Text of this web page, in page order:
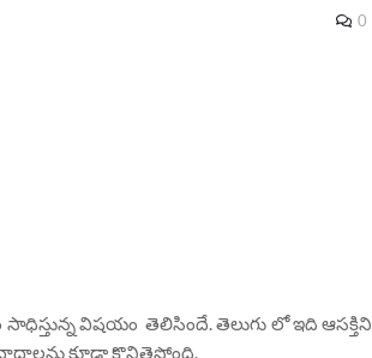
0
విషయం తెలిసిందే. తెలుగు లో ఇది ఆసక్తిని
కూడా కొనితెస్తోంది.